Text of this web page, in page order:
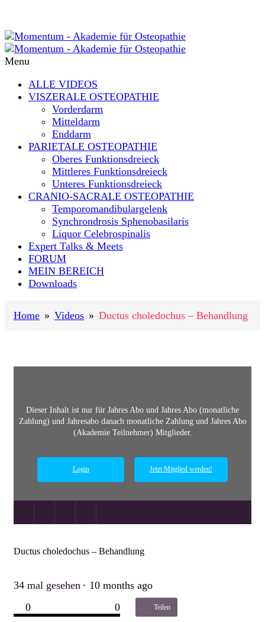
Menu
ALLE VIDEOS
VISZERALE OSTEOPATHIE
Vorderdarm
Mitteldarm
Enddarm
PARIETALE OSTEOPATHIE
Oberes Funktionsdreieck
Mittleres Funktionsdreieck
Unteres Funktionsdreieck
CRANIO-SACRALE OSTEOPATHIE
Temporomandibulargelenk
Synchrondrosis Sphenobasilaris
Liquor Celebrospinalis
Expert Talks & Meets
FORUM
MEIN BEREICH
Downloads
Home » Videos » Ductus choledochus – Behandlung
Dieser Inhalt ist nur für Jahres Abo und Jahres Abo (monatliche
Zahlung) und Jahresabo danach monatliche Zahlung und Jahres Abo
(Akademie Teilnehmer) Mitglieder.
Login Jetzt Mitglied werden!
Ductus choledochus – Behandlung
34 mal gesehen
10 months ago
0
0 Teilen